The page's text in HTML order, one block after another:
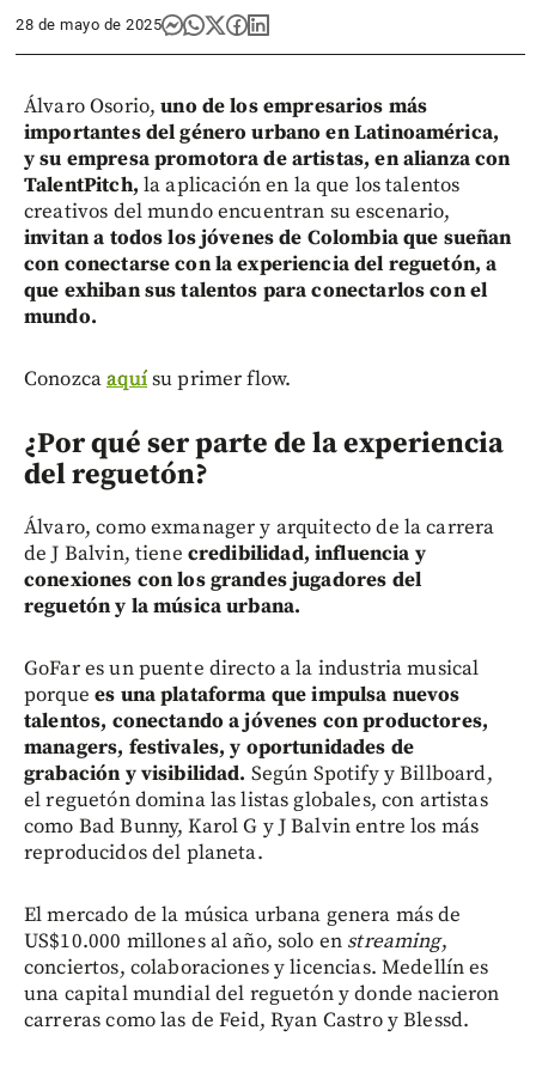
28 de mayo de 2025
Álvaro Osorio,uno de los empresarios más
importantes del género urbano en Latinoamérica,
y su empresa promotora de artistas, en alianza con
TalentPitch, la aplicación en la que los talentos
creativos del mundo encuentran su escenario,
invitan a todos los jóvenes de Colombia que sueñan
con conectarse con la experiencia del reguetón, a
que exhiban sus talentos para conectarlos con el
mundo.
Conozcaaquísu primer flow.
¿Por qué ser parte de la experiencia
del reguetón?
Álvaro, como exmanager y arquitecto de la carrera
de J Balvin, tiene credibilidad, influencia y
conexiones con los grandes jugadores del
reguetón y la música urbana.
GoFar es un puente directo a la industria musical
porquees una plataforma que impulsa nuevos
talentos, conectando a jóvenes con productores,
managers, festivales, y oportunidades de
grabación y visibilidad. Según Spotify y Billboard,
el reguetón domina las listas globales, con artistas
como Bad Bunny, Karol G y J Balvin entre los más
reproducidos del planeta.
El mercado de la música urbana genera más de
US$10.000 millones al año, solo en streaming,
conciertos, colaboraciones y licencias. Medellín es
una capital mundial del reguetón y donde nacieron
carreras como las de Feid, Ryan Castro y Blessd.